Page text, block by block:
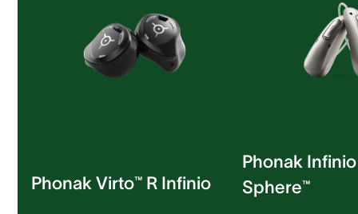
Phonak Virto™ R Infinio
Phonak Infinio
Sphere™